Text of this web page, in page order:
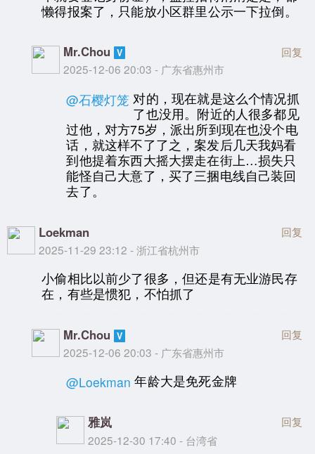
懒得报案了，只能放小区群里公示一下拉倒。
Mr.Chou
2025-12-06 20:03 - 广东省惠州市
回复
@石樱灯笼 对的，现在就是这么个情况抓
了也没用。附近的人很多都见
过他，对方75岁，派出所到现在也没个电
话，就这样不了了之，案发后几天我妈看
到他提着东西大摇大摆走在街上…损失只
能怪自己大意了，买了三捆电线自己装回
去了。
Loekman
2025-11-29 23:12 - 浙江省杭州市
回复
小偷相比以前少了很多，但还是有无业游民存
在，有些是惯犯，不怕抓了
Mr.Chou
2025-12-06 20:03 - 广东省惠州市
回复
@Loekman 年龄大是免死金牌
雅岚
2025-12-30 17:40 - 台湾省
回复